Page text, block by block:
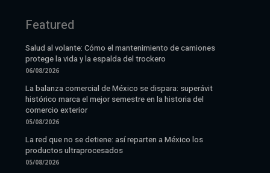
Featured
Salud al volante: Cómo el mantenimiento de camiones
protege la vida y la espalda del trockero
06/08/2026
La balanza comercial de México se dispara: superávit
histórico marca el mejor semestre en la historia del
comercio exterior
05/08/2026
La red que no se detiene: así reparten a México los
productos ultraprocesados
05/08/2026